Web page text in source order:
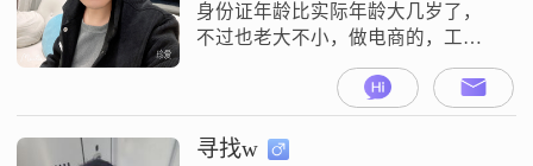
身份证年龄比实际年龄大几岁了，
不过也老大不小，做电商的，工作
圈子小，希望能在这里找到另一
寻找w